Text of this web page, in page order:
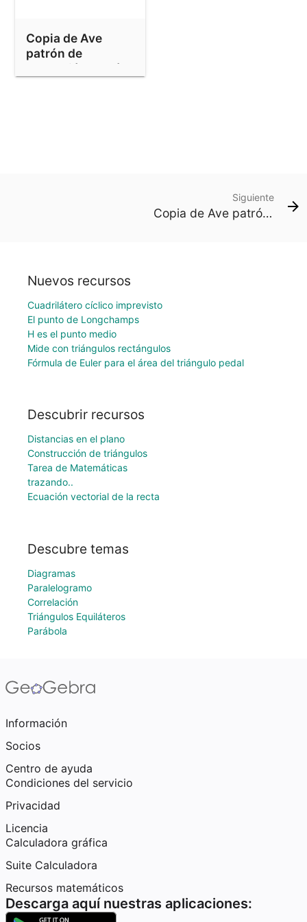
Copia de Ave
patrón de
teselación patrón
Siguiente
Copia de Ave patrón de teselación patrón
Nuevos recursos
Cuadrilátero cíclico imprevisto
El punto de Longchamps
H es el punto medio
Mide con triángulos rectángulos
Fórmula de Euler para el área del triángulo pedal
Descubrir recursos
Distancias en el plano
Construcción de triángulos
Tarea de Matemáticas
trazando..
Ecuación vectorial de la recta
Descubre temas
Diagramas
Paralelogramo
Correlación
Triángulos Equiláteros
Parábola
Información
Socios
Centro de ayuda
Condiciones del servicio
Privacidad
Licencia
Calculadora gráfica
Suite Calculadora
Recursos matemáticos
Descarga aquí nuestras aplicaciones: